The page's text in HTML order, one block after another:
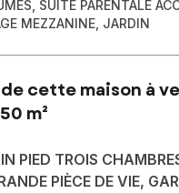
SUITE PARENTALE
MEZZANINE, JARDIN
cette maison à
m²
PIED TROIS
PIÈCE DE VIE,